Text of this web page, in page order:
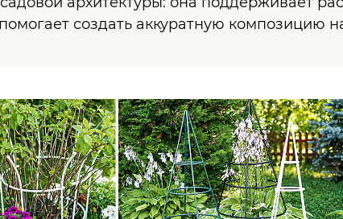
создать аккуратную композицию